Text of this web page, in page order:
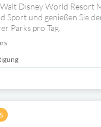
Disney World Resort
Sport und genießen Sie
Parks pro Tag.